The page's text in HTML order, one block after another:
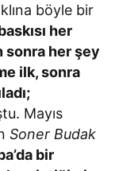
böyle bir
her
sonra her şey
ilk, sonra
Mayıs
Soner Budak
bir